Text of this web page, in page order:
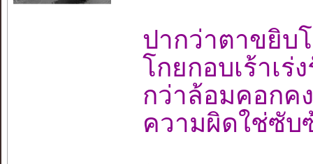
ปากว่าตาขยิ
โกยกอบเร้า
กว่าล้อมคอก
ความผิดใช่ซั